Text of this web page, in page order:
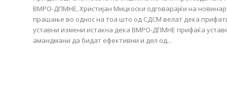
ВМРО-ДПМНЕ, Христијан Мицкоски одговарајќи на
прашање во однос на тоа што од СДСМ велат дека
уставни измени истакна дека ВМРО-ДПМНЕ прифаќа
амандмани да бидат ефективни и дел од...